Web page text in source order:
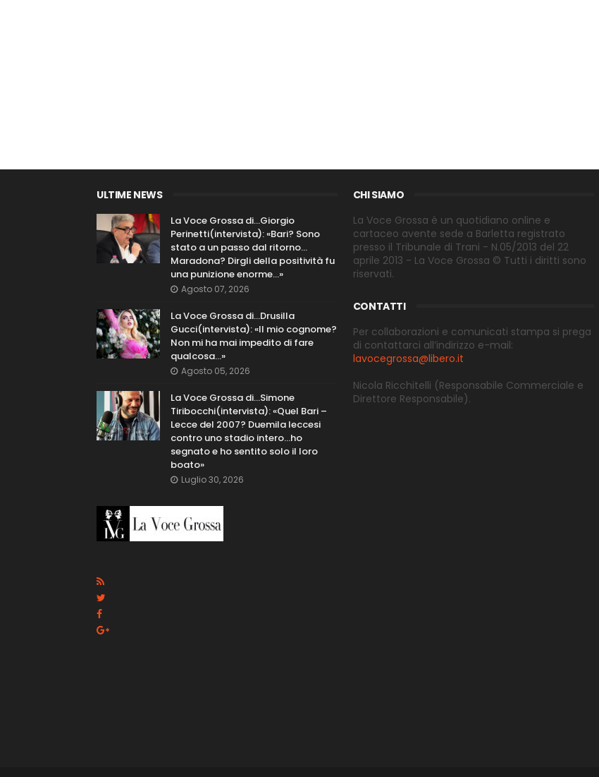
ULTIME NEWS
La Voce Grossa di…Giorgio
Perinetti(intervista): «Bari? Sono
stato a un passo dal ritorno...
Maradona? Dirgli della positività fu
una punizione enorme…»
Agosto 07, 2026
La Voce Grossa di…Drusilla
Gucci(intervista): «Il mio cognome?
Non mi ha mai impedito di fare
qualcosa…»
Agosto 05, 2026
La Voce Grossa di…Simone
Tiribocchi(intervista): «Quel Bari –
Lecce del 2007? Duemila leccesi
contro uno stadio intero...ho
segnato e ho sentito solo il loro
boato»
Luglio 30, 2026
CHI SIAMO
La Voce Grossa è un quotidiano online e
cartaceo avente sede a Barletta registrato
presso il Tribunale di Trani - N.05/2013 del 22
aprile 2013 - La Voce Grossa © Tutti i diritti sono
riservati.
CONTATTI
Per collaborazioni e comunicati stampa si prega
di contattarci all’indirizzo e-mail:
lavocegrossa@libero.it
Nicola Ricchitelli (Responsabile Commerciale e
Direttore Responsabile).